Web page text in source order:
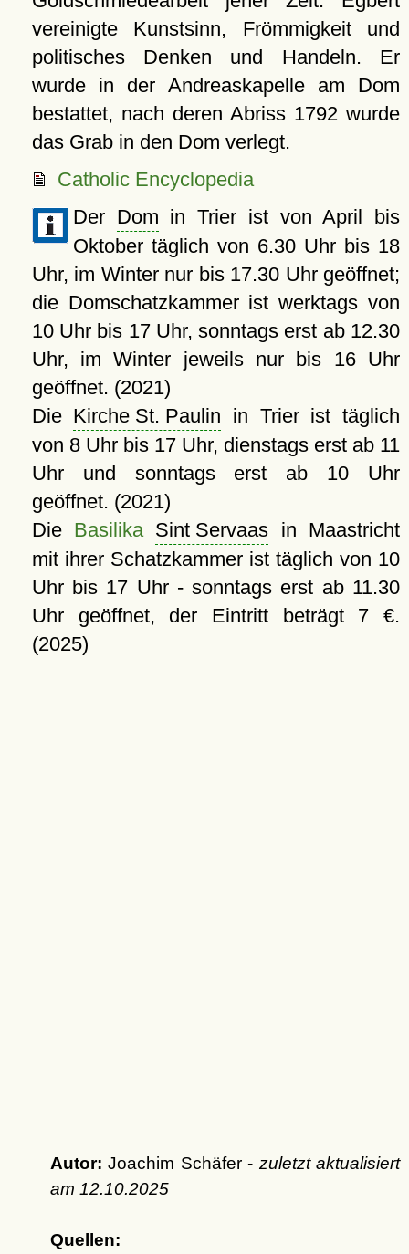
vereinigte Kunstsinn, Frömmigkeit und
politisches Denken und Handeln. Er
wurde in der Andreaskapelle am Dom
bestattet, nach deren Abriss 1792 wurde
das Grab in den Dom verlegt.
Catholic Encyclopedia
Der Dom in Trier ist von April bis
Oktober täglich von 6.30 Uhr bis 18
Uhr, im Winter nur bis 17.30 Uhr geöffnet;
die Domschatzkammer ist werktags von
10 Uhr bis 17 Uhr, sonntags erst ab 12.30
Uhr, im Winter jeweils nur bis 16 Uhr
geöffnet. (2021)
Die Kirche St. Paulin in Trier ist täglich
von 8 Uhr bis 17 Uhr, dienstags erst ab 11
Uhr und sonntags erst ab 10 Uhr
geöffnet. (2021)
Die Basilika Sint Servaas in Maastricht
mit ihrer Schatzkammer ist täglich von 10
Uhr bis 17 Uhr - sonntags erst ab 11.30
Uhr geöffnet, der Eintritt beträgt 7 €.
(2025)
Autor: Joachim Schäfer - zuletzt aktualisiert
am 12.10.2025
Quellen: